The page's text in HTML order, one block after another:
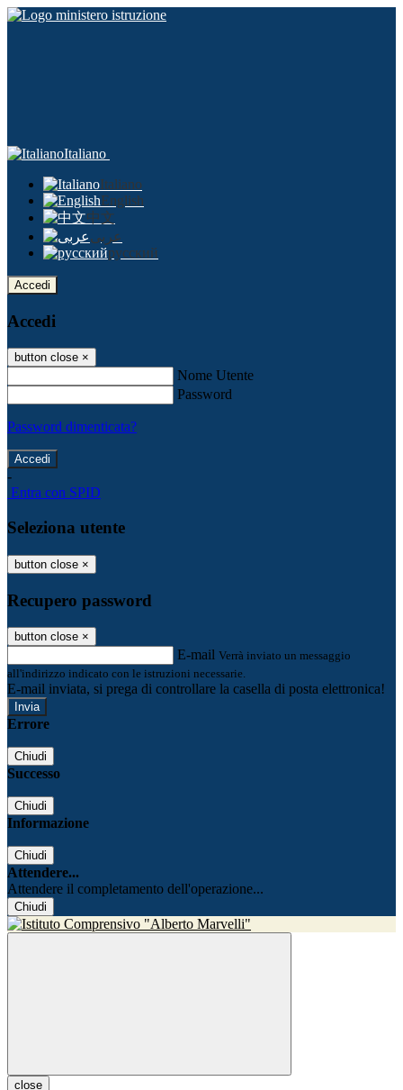
Italiano
Italiano
English
中文
عربى
русский
Accedi
Accedi
button close ×
Nome Utente
Password
Password dimenticata?
-
Entra con SPID
Seleziona utente
button close ×
Recupero password
button close ×
E-mail Verrà inviato un messaggio
all'indirizzo indicato con le istruzioni necessarie.
E-mail inviata, si prega di controllare la casella di posta elettronica!
Errore
Chiudi
Successo
Chiudi
Informazione
Chiudi
Attendere...
Attendere il completamento dell'operazione...
Chiudi
close